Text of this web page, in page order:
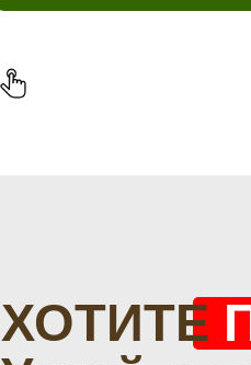
ХОТИТЕ